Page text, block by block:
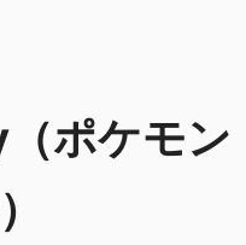
ポケモン